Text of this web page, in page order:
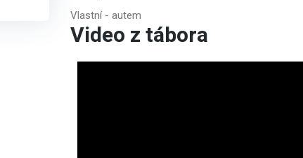
Vlastní - autem
Video z tábora